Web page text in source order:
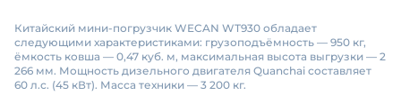
Китайский мини-погрузчик WECAN WT930 обладает
следующими характеристиками: грузоподъёмность — 950 кг,
ёмкость ковша — 0,47 куб. м, максимальная высота выгрузки — 2
266 мм. Мощность дизельного двигателя Quanchai составляет
60 л.с. (45 кВт). Масса техники — 3 200 кг.